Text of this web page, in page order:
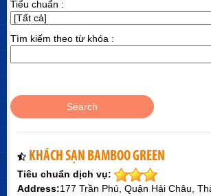
Tiểu chuẩn :
Tìm kiếm theo từ khóa :
KHÁCH SẠN BAMBOO GREEN
Tiêu chuẩn dịch vụ:
Address:177 Trần Phú, Quận Hải Châu,